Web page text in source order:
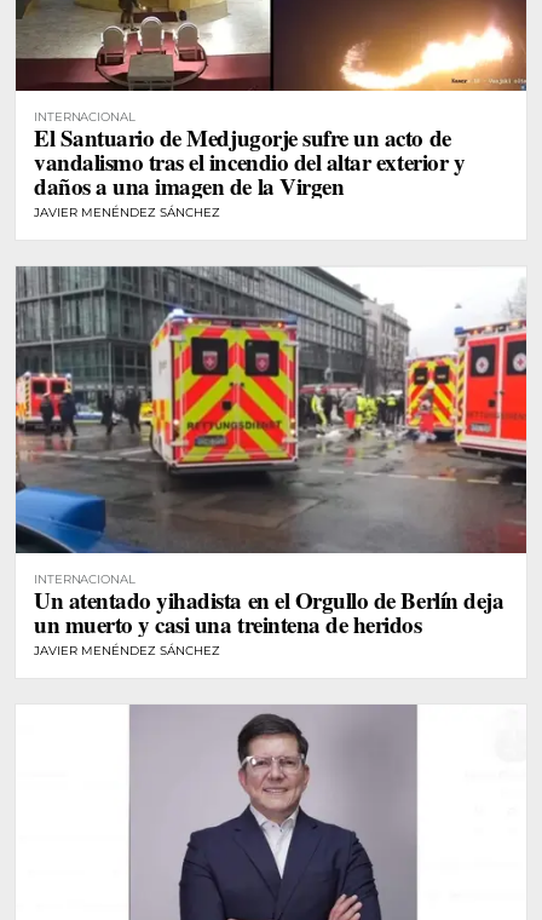
INTERNACIONAL
El Santuario de Medjugorje sufre un acto de
vandalismo tras el incendio del altar exterior y
daños a una imagen de la Virgen
JAVIER MENÉNDEZ SÁNCHEZ
INTERNACIONAL
Un atentado yihadista en el Orgullo de Berlín deja
un muerto y casi una treintena de heridos
JAVIER MENÉNDEZ SÁNCHEZ